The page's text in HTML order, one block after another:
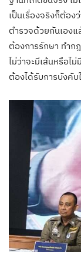
เป็นเรื่องจริงก็ต้อง
ตำรวจด้วยกันเองแ
ต้องการรักษา ทำก
ไม่ว่าจะมีเส้นหรือไ
ต้องได้รับการบังคับ